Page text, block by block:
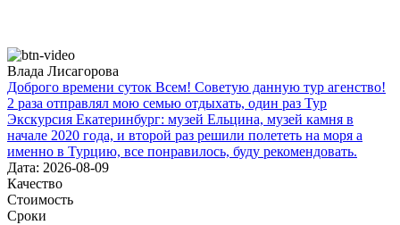
Влада Лисагорова
Доброго времени суток Всем! Советую данную тур агенство!
2 раза отправлял мою семью отдыхать, один раз Тур
Экскурсия Екатеринбург: музей Ельцина, музей камня в
начале 2020 года, и второй раз решили полететь на моря а
именно в Турцию, все понравилось, буду рекомендовать.
Дата: 2026-08-09
Качество
Стоимость
Сроки